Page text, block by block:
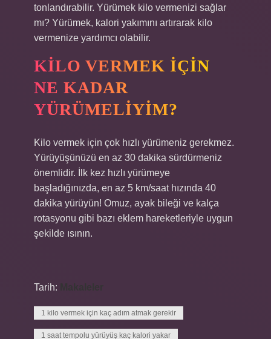
tonlandırabilir. Yürümek kilo vermenizi sağlar
mı? Yürümek, kalori yakımını artırarak kilo
vermenize yardımcı olabilir.
KILO VERMEK IÇIN
NE KADAR
YÜRÜMELIYIM?
Kilo vermek için çok hızlı yürümeniz gerekmez.
Yürüyüşünüzü en az 30 dakika sürdürmeniz
önemlidir. İlk kez hızlı yürümeye
başladığınızda, en az 5 km/saat hızında 40
dakika yürüyün! Omuz, ayak bileği ve kalça
rotasyonu gibi bazı eklem hareketleriyle uygun
şekilde ısının.
Tarih:
1 kilo vermek için kaç adım atmak gerekir
1 saat tempolu yürüyüş kaç kalori yakar